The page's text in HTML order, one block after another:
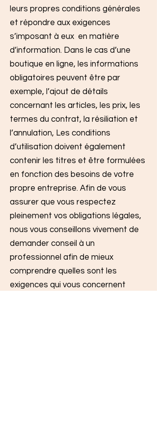
leurs propres conditions générales
et répondre aux exigences
s’imposant à eux en matière
d’information. Dans le cas d’une
boutique en ligne, les informations
obligatoires peuvent être par
exemple, l’ajout de détails
concernant les articles, les prix, les
termes du contrat, la résiliation et
l’annulation, Les conditions
d’utilisation doivent également
contenir les titres et être formulées
en fonction des besoins de votre
propre entreprise. Afin de vous
assurer que vous respectez
pleinement vos obligations légales,
nous vous conseillons vivement de
demander conseil à un
professionnel afin de mieux
comprendre quelles sont les
exigences qui vous concernent